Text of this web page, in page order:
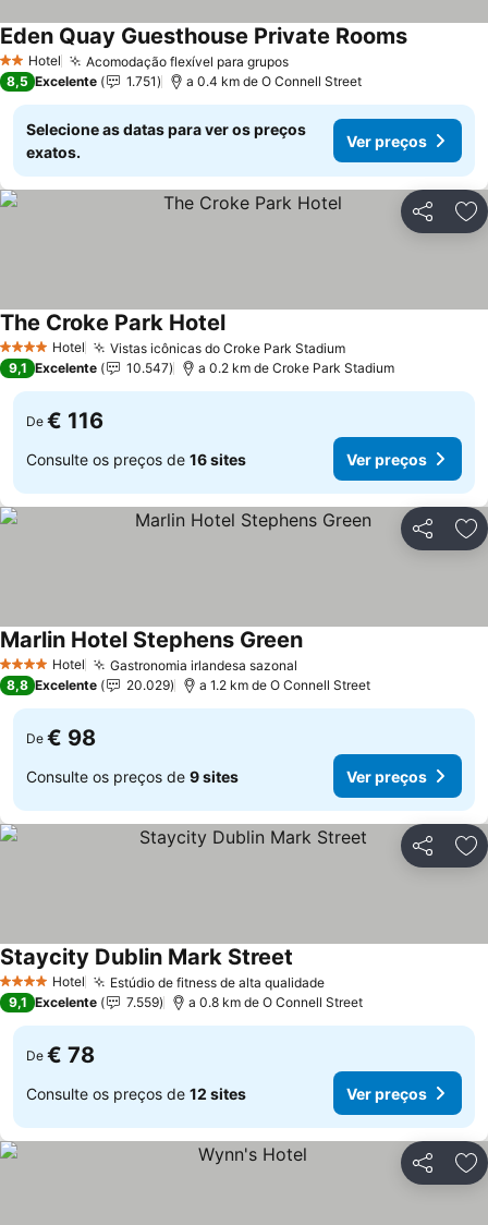
2 Estrelas
Hotel Acomodação flexível para gruposVer preços
Eden Quay Guesthouse Private RoomsVer
8,5 Excelente 1.751 a 0.4 km de O Connell Street
Selecione as datas para ver os preços
exatos.
Ver preços
Partilhar
4 EstrelasHotel Vistas icônicas do Croke Park StadiumVer preços
The Croke Park HotelVer preços
9,1 Excelente 10.547 a 0.2 km de Croke Park Stadium
De € 116
Consulte os preços de 16 sites Ver preços
Partilhar
4 EstrelasHotel Gastronomia irlandesa sazonal
Marlin Hotel Stephens GreenVer preços
8,8 Excelente 20.029 a 1.2 km de O Connell Street
De € 98
Consulte os preços de 9 sites Ver preços
Partilhar
4 EstrelasHotel Estúdio de fitness de alta qualidadeVer preços
Staycity Dublin Mark Street
9,1 Excelente 7.559 a 0.8 km de O Connell Street
De € 78
Consulte os preços de 12 sites Ver preços
Partilhar